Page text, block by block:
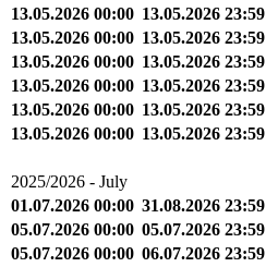
13.05.2026 00:00 13.05.2026 23:59
13.05.2026 00:00 13.05.2026 23:59
13.05.2026 00:00 13.05.2026 23:59
13.05.2026 00:00 13.05.2026 23:59
13.05.2026 00:00 13.05.2026 23:59
13.05.2026 00:00 13.05.2026 23:59
2025/2026 - July
01.07.2026 00:00 31.08.2026 23:59
05.07.2026 00:00 05.07.2026 23:59
05.07.2026 00:00 06.07.2026 23:59